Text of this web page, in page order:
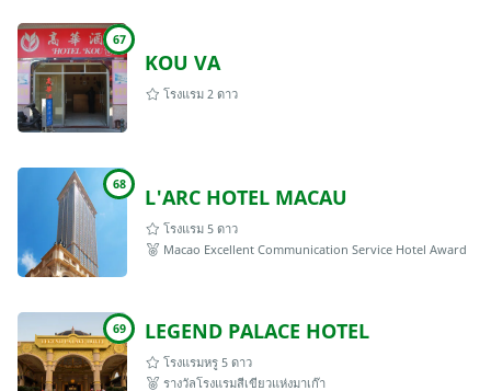
67
KOU VA
โรงแรม 2 ดาว
68 L'ARC HOTEL MACAU
โรงแรม 5 ดาว
Macao Excellent Communication Service Hotel Award
69 LEGEND PALACE HOTEL
โรงแรมหรู 5 ดาว
รางวัลโรงแรมสีเขียวแห่งมาเก๊า